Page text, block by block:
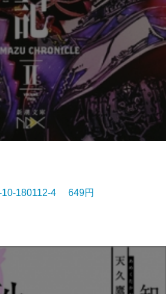
10-180112-4 649円